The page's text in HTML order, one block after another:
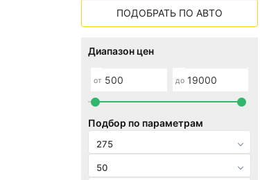
ПОДОБРАТЬ ПО АВТО
Диапазон цен
от до
Подбор по параметрам
275
50